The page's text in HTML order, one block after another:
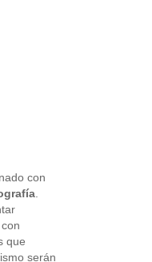
con
.
que
serán